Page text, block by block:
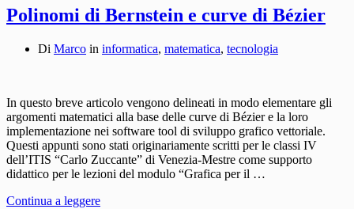
Polinomi di Bernstein e curve di Bézier
Di Marco in informatica, matematica, tecnologia
In questo breve articolo vengono delineati in modo elementare gli
argomenti matematici alla base delle curve di Bézier e la loro
implementazione nei software tool di sviluppo grafico vettoriale.
Questi appunti sono stati originariamente scritti per le classi IV
dell’ITIS “Carlo Zuccante” di Venezia-Mestre come supporto
didattico per le lezioni del modulo “Grafica per il …
Continua a leggere